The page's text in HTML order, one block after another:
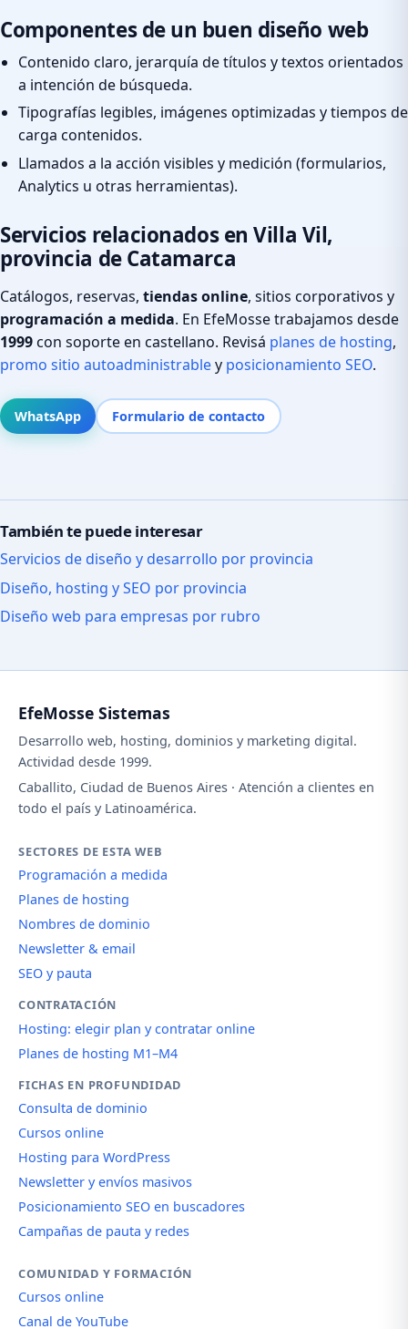
Componentes de un buen diseño web
Contenido claro, jerarquía de títulos y textos orientados
a intención de búsqueda.
Tipografías legibles, imágenes optimizadas y tiempos de
carga contenidos.
Llamados a la acción visibles y medición (formularios,
Analytics u otras herramientas).
Servicios relacionados en Villa Vil,
provincia de Catamarca
Catálogos, reservas, tiendas online, sitios corporativos y
programación a medida. En EfeMosse trabajamos desde
1999con soporte en castellano. Revisá planes de hosting,
promo sitio autoadministrabley posicionamiento SEO.
WhatsApp Formulario de contacto
También te puede interesar
Servicios de diseño y desarrollo por provincia
Diseño, hosting y SEO por provincia
Diseño web para empresas por rubro
EfeMosse Sistemas
Desarrollo web, hosting, dominios y marketing digital.
Actividad desde 1999.
Caballito, Ciudad de Buenos Aires · Atención a clientes en
todo el país y Latinoamérica.
SECTORES DE ESTA WEB
Programación a medida
Planes de hosting
Nombres de dominio
Newsletter & email
SEO y pauta
CONTRATACIÓN
Hosting: elegir plan y contratar online
Planes de hosting M1–M4
FICHAS EN PROFUNDIDAD
Consulta de dominio
Cursos online
Hosting para WordPress
Newsletter y envíos masivos
Posicionamiento SEO en buscadores
Campañas de pauta y redes
COMUNIDAD Y FORMACIÓN
Cursos online
Canal de YouTube